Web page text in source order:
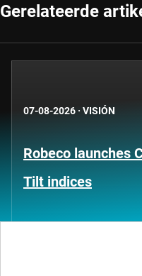
Gerelateerde
07-08-2026 · VISIÓN
Robeco launches
Tilt indices